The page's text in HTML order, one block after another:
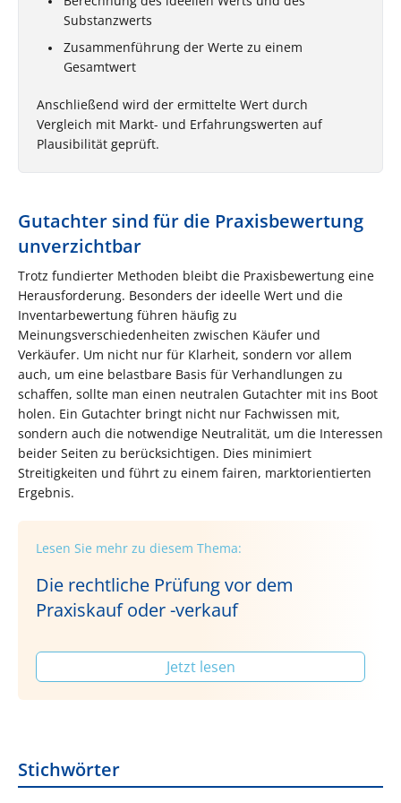
Substanzwerts
Zusammenführung der Werte zu einem
Gesamtwert
Anschließend wird der ermittelte Wert durch
Vergleich mit Markt- und Erfahrungswerten auf
Plausibilität geprüft.
Gutachter sind für die Praxisbewertung
unverzichtbar
Trotz fundierter Methoden bleibt die Praxisbewertung eine
Herausforderung. Besonders der ideelle Wert und die
Inventarbewertung führen häufig zu
Meinungsverschiedenheiten zwischen Käufer und
Verkäufer. Um nicht nur für Klarheit, sondern vor allem
auch, um eine belastbare Basis für Verhandlungen zu
schaffen, sollte man einen neutralen Gutachter mit ins Boot
holen. Ein Gutachter bringt nicht nur Fachwissen mit,
sondern auch die notwendige Neutralität, um die Interessen
beider Seiten zu berücksichtigen. Dies minimiert
Streitigkeiten und führt zu einem fairen, marktorientierten
Ergebnis.
Lesen Sie mehr zu diesem Thema:
Die rechtliche Prüfung vor dem
Praxiskauf oder -verkauf
Jetzt lesen
Stichwörter